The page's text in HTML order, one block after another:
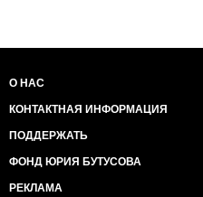
О НАС
КОНТАКТНАЯ ИНФОРМАЦИЯ
ПОДДЕРЖАТЬ
ФОНД ЮРИЯ БУТУСОВА
РЕКЛАМА